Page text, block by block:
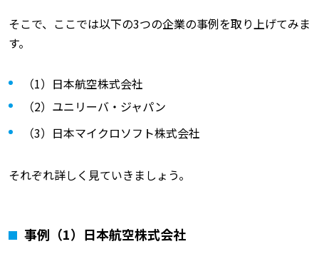
そこで、ここでは以下の3つの企業の事例を取り上げてみま
す。
（1）日本航空株式会社
（2）ユニリーバ・ジャパン
（3）日本マイクロソフト株式会社
それぞれ詳しく見ていきましょう。
事例（1）日本航空株式会社